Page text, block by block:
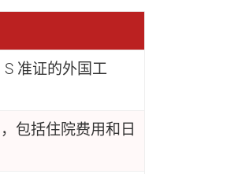
准证的外国工
包括住院费用和日